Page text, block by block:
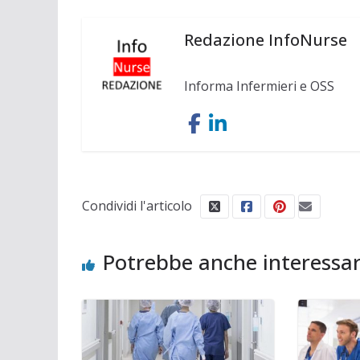
Redazione InfoNurse
Informa Infermieri e OSS
Condividi l'articolo
Potrebbe anche